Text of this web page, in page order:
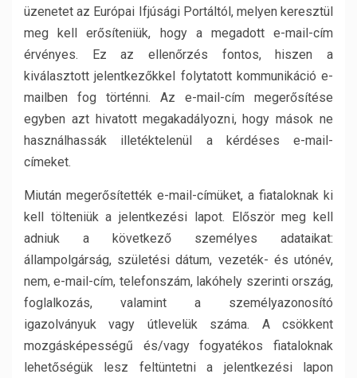
üzenetet az Európai Ifjúsági Portáltól, melyen keresztül
meg kell erősíteniük, hogy a megadott e-mail-cím
érvényes. Ez az ellenőrzés fontos, hiszen a
kiválasztott jelentkezőkkel folytatott kommunikáció e-
mailben fog történni. Az e-mail-cím megerősítése
egyben azt hivatott megakadályozni, hogy mások ne
használhassák illetéktelenül a kérdéses e-mail-
címeket.
Miután megerősítették e-mail-címüket, a fiataloknak ki
kell tölteniük a jelentkezési lapot. Először meg kell
adniuk a következő személyes adataikat:
állampolgárság, születési dátum, vezeték- és utónév,
nem, e-mail-cím, telefonszám, lakóhely szerinti ország,
foglalkozás, valamint a személyazonosító
igazolványuk vagy útlevelük száma. A csökkent
mozgásképességű és/vagy fogyatékos fiataloknak
lehetőségük lesz feltüntetni a jelentkezési lapon